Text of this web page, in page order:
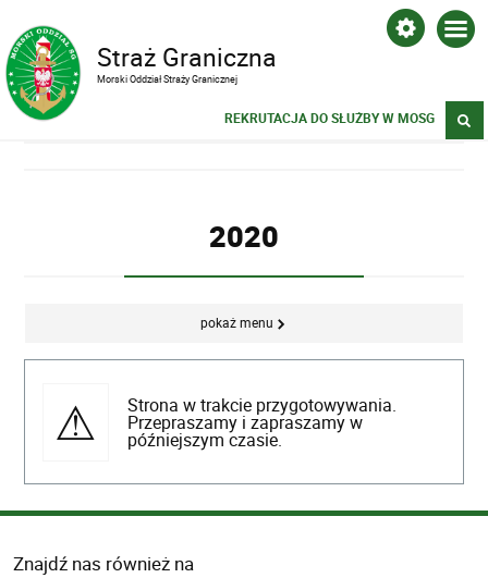
Straż Graniczna
Morski Oddział Straży Granicznej
REKRUTACJA DO SŁUŻBY W MOSG
2020
pokaż menu
Strona w trakcie przygotowywania.
Przepraszamy i zapraszamy w
późniejszym czasie.
Znajdź nas również na